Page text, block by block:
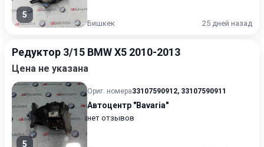
5
Бишкек 25 дней назад
Редуктор 3/15 BMW X5 2010-2013
Цена не указана
5
Ориг. номера33107590912, 33107590911
Автоцентр "Bavaria"
нет отзывов